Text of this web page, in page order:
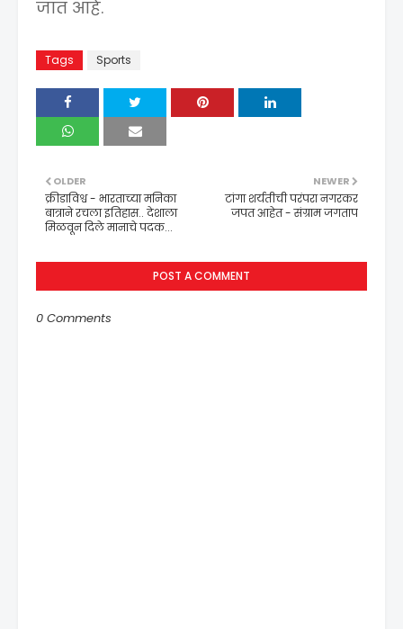
जात आहे.
Tags Sports
NEWER
टांगा शर्यतीची परंपरा नगरकर
जपत आहेत - संग्राम जगताप
OLDER
क्रीडाविश्व - भारताच्या मनिका
बात्राने रचला इतिहास.. देशाला
मिळवून दिले मानाचे पदक...
POST A COMMENT
0 Comments